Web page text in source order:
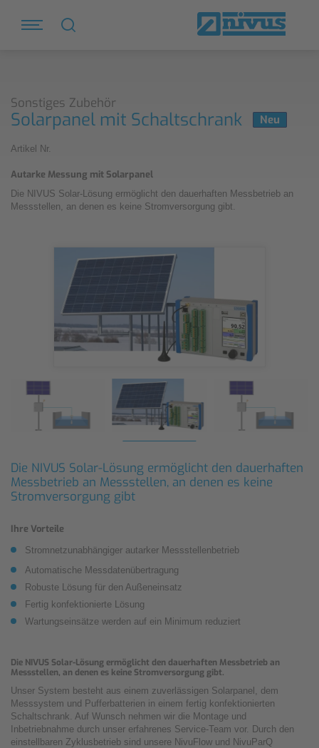
Sonstiges Zubehör
Solarpanel mit Schaltschrank Neu
Artikel Nr.
Autarke Messung mit Solarpanel
Die NIVUS Solar-Lösung ermöglicht den dauerhaften Messbetrieb an
Messstellen, an denen es keine Stromversorgung gibt.
Die NIVUS Solar-Lösung ermöglicht den dauerhaften
Messbetrieb an Messstellen, an denen es keine
Stromversorgung gibt
Ihre Vorteile
Stromnetzunabhängiger autarker Messstellenbetrieb
Automatische Messdatenübertragung
Robuste Lösung für den Außeneinsatz
Fertig konfektionierte Lösung
Wartungseinsätze werden auf ein Minimum reduziert
Die NIVUS Solar-Lösung ermöglicht den dauerhaften Messbetrieb an
Messstellen, an denen es keine Stromversorgung gibt.
Unser System besteht aus einem zuverlässigen Solarpanel, dem
Messsystem und Pufferbatterien in einem fertig konfektionierten
Schaltschrank. Auf Wunsch nehmen wir die Montage und
Inbetriebnahme durch unser erfahrenes Service-Team vor. Durch den
einstellbaren Zyklusbetrieb sind unsere NivuFlow und NivuParQ